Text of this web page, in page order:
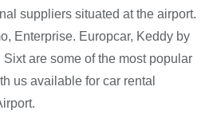
suppliers situated at the airport.
Enterprise. Europcar, Keddy by
are some of the most popular
us available for car rental